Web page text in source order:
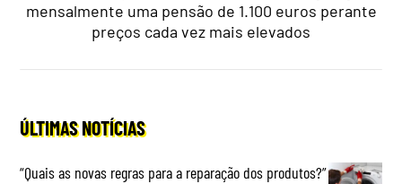
mensalmente uma pensão de 1.100 euros perante
preços cada vez mais elevados
ÚLTIMAS NOTÍCIAS
“Quais as novas regras para a reparação dos produtos?”